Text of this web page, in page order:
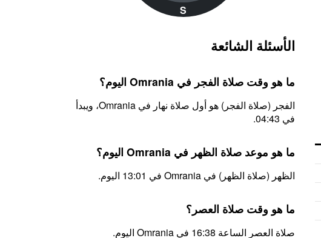
S
الأسئلة الشائعة
ما هو وقت صلاة الفجر في Omrania اليوم؟
الفجر (صلاة الفجر) هو أول صلاة نهار في Omrania، ويبدأ
في 04:43.
ما هو موعد صلاة الظهر في Omrania اليوم؟
الظهر (صلاة الظهر) في Omrania في 13:01 اليوم.
ما هو وقت صلاة العصر؟
صلاة العصر الساعة 16:38 في Omrania اليوم.